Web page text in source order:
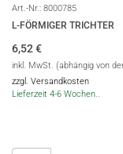
Art.-Nr.: 8000785
L-FÖRMIGER TRICHTER
6,52€
inkl. MwSt. (abhängig von
zzgl. Versandkosten
Lieferzeit 4-6 Wochen..